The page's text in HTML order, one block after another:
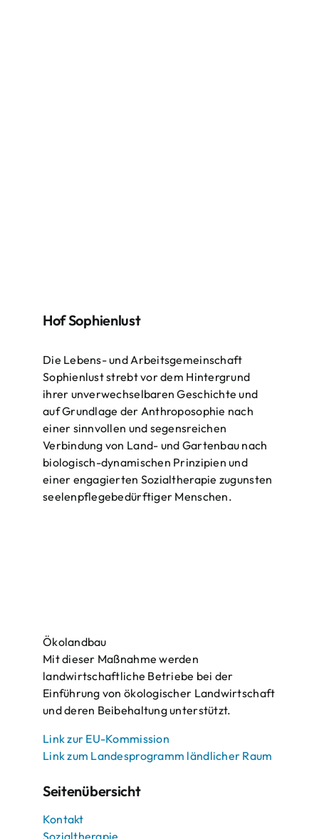
Hof Sophienlust
Die Lebens- und Arbeitsgemeinschaft
Sophienlust strebt vor dem Hintergrund
ihrer unverwechselbaren Geschichte und
auf Grundlage der Anthroposophie nach
einer sinnvollen und segensreichen
Verbindung von Land- und Gartenbau nach
biologisch-dynamischen Prinzipien und
einer engagierten Sozialtherapie zugunsten
seelenpflegebedürftiger Menschen.
Ökolandbau
Mit dieser Maßnahme werden
landwirtschaftliche Betriebe bei der
Einführung von ökologischer Landwirtschaft
und deren Beibehaltung unterstützt.
Link zur EU-Kommission
Link zum Landesprogramm ländlicher Raum
Seitenübersicht
Kontakt